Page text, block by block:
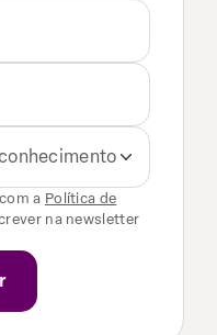
a Política de
na newsletter